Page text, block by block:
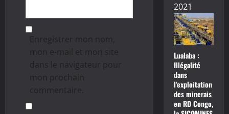
Enregistrer mon nom,
mon e-mail et mon site
dans le navigateur pour
mon prochain
commentaire.
2021
Lualaba :
Illégalité
dans
l’exploitation
des minerais
en RD Congo,